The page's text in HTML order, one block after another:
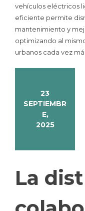
vehículos eléctricos
eficiente permite
mantenimiento y
optimizando al
urbanos cada vez
23
SEPTIEMBR
E,
2025
La